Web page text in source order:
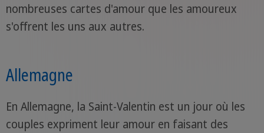
nombreuses cartes d'amour que les amoureux
s'offrent les uns aux autres.
Allemagne
En Allemagne, la Saint-Valentin est un jour où les
couples expriment leur amour en faisant des